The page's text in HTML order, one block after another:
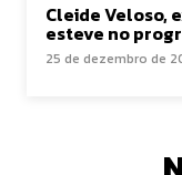
Cleide Veloso,
esteve no
25 de dezembro de